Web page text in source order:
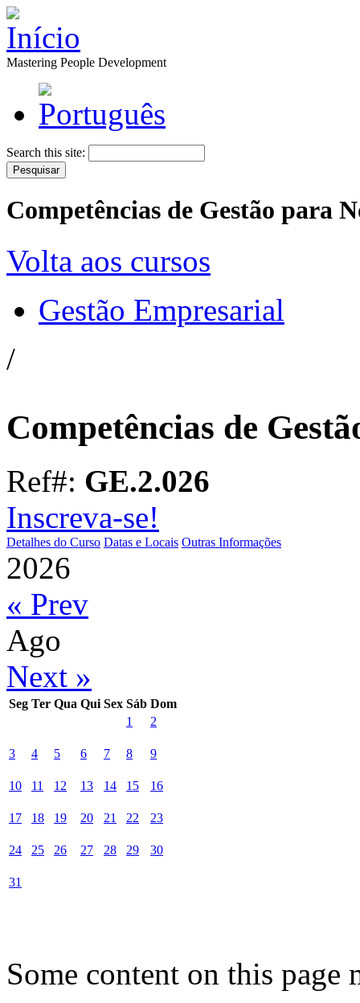
Mastering People Development
Search this site:
Competências de Gestão para
Volta aos cursos
Gestão Empresarial
/
Competências de
Ref#: GE.2.026
Inscreva-se!
Detalhes do Curso Datas e Locais Outras Informações
2026
« Prev
Ago
Next »
Seg Ter Qua Qui Sex Sáb Dom
1
2
3 4 5 6 7 8 9
10 11 12 13 14 15 16
17 18 19 20 21 22 23
24 25 26 27 28 29 30
31
Some content on this page